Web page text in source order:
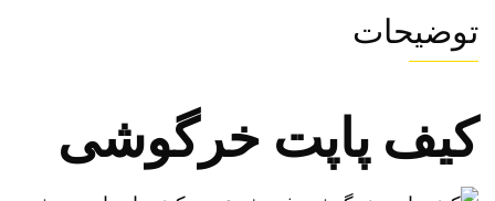
توضیحات
کیف پاپت خرگوشی